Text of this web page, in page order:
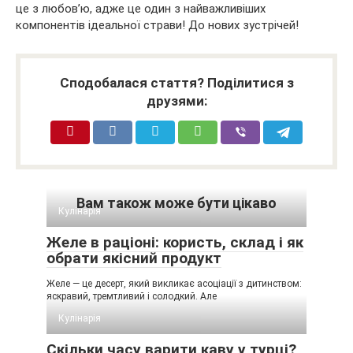
це з любов’ю, адже це один з найважливіших
компонентів ідеальної страви! До нових зустрічей!
Сподобалася стаття? Поділитися з
друзями:
Вам також може бути цікаво
Кулінарія
Желе в раціоні: користь, склад і як
обрати якісний продукт
Желе — це десерт, який викликає асоціації з дитинством:
яскравий, тремтливий і солодкий. Але
Кулінарія